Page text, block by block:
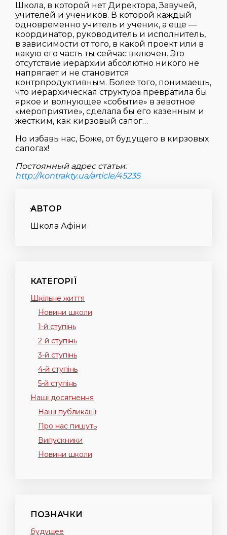
Школа, в которой нет Директора, Завучей,
учителей и учеников. В которой каждый
одновременно учитель и ученик, а еще —
координатор, руководитель и исполнитель,
в зависимости от того, в какой проект или в
какую его часть ты сейчас включен. Это
отсутствие иерархии абсолютно никого не
напрягает и не становится
контрпродуктивным. Более того, понимаешь,
что иерархическая структура превратила бы
яркое и волнующее «событие» в зевотное
«мероприятие», сделала бы его казенным и
жестким, как кирзовый сапог…
Но избавь нас, Боже, от будущего в кирзовых
сапогах!
Постоянный адрес статьи:
http://kontrakty.ua/article/45235
АВТОР
Школа Афіни
КАТЕГОРІЇ
Шкільне життя
Новини школи
1-й ступінь
2-й ступінь
3-й ступінь
4-й ступінь
5-й ступінь
Наші досягнення
Наші публикації
Про нас пишуть
Випускники
Новини школи
ПОЗНАЧКИ
будущее